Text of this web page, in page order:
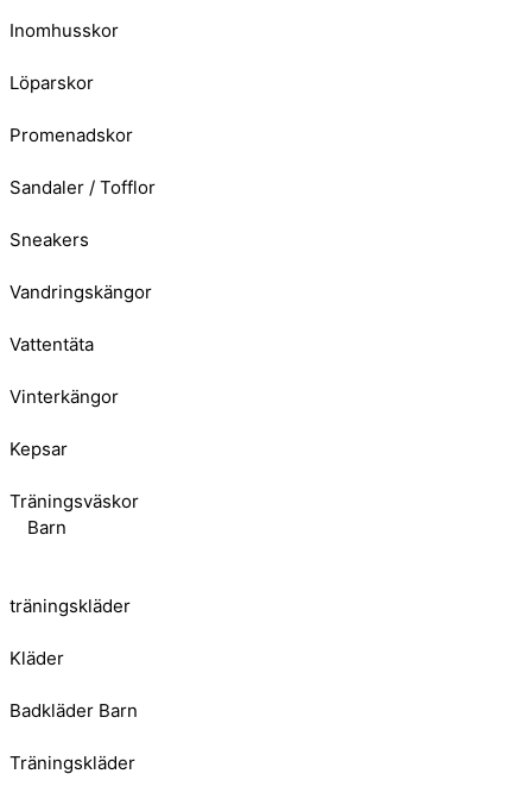
Inomhusskor
Löparskor
Promenadskor
Sandaler / Tofflor
Sneakers
Vandringskängor
Vattentäta
Vinterkängor
Kepsar
Träningsväskor
Barn
träningskläder
Kläder
Badkläder Barn
Träningskläder